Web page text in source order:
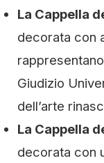
La Cappella
decorata con
Giudizio
dell’arte
La Cappella
decorata con